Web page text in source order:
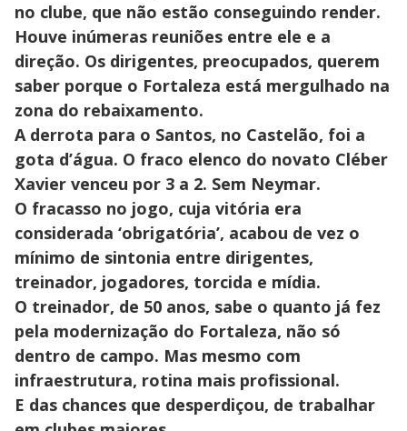
no clube, que não estão conseguindo render.
Houve inúmeras reuniões entre ele e a
direção. Os dirigentes, preocupados, querem
saber porque o Fortaleza está mergulhado na
zona do rebaixamento.
A derrota para o Santos, no Castelão, foi a
gota d’água. O fraco elenco do novato Cléber
Xavier venceu por 3 a 2. Sem Neymar.
O fracasso no jogo, cuja vitória era
considerada ‘obrigatória’, acabou de vez o
mínimo de sintonia entre dirigentes,
treinador, jogadores, torcida e mídia.
O treinador, de 50 anos, sabe o quanto já fez
pela modernização do Fortaleza, não só
dentro de campo. Mas mesmo com
infraestrutura, rotina mais profissional.
E das chances que desperdiçou, de trabalhar